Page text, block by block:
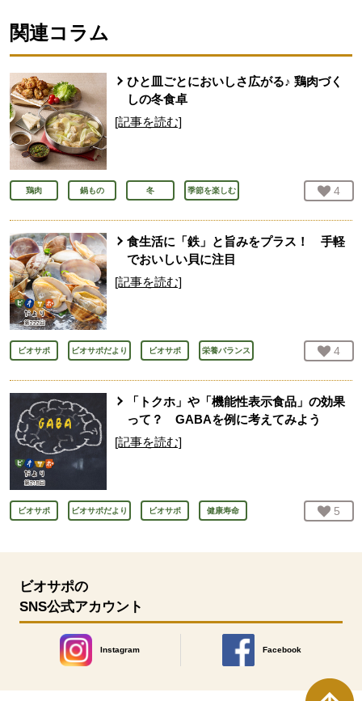
関連コラム
ひと皿ごとにおいしさ広がる♪ 鶏肉づく
しの冬食卓
[記事を読む]
鶏肉 鍋もの 冬 季節を楽しむ お気
4
食生活に「鉄」と旨みをプラス！ 手軽
でおいしい貝に注目
[記事を読む]
ビオサポ ビオサポだより ビオサポ 栄養バランス お気
4
「トクホ」や「機能性表示食品」の効果
って？ GABAを例に考えてみよう
[記事を読む]
ビオサポ ビオサポだより ビオサポ 健康寿命 お気
5
ビオサポの
SNS公式アカウント
Instagram
別のウィンドウで開きます。
Facebook